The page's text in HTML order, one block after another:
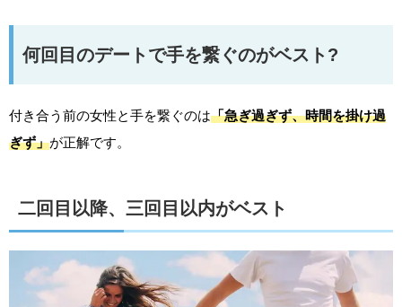
何回目のデートで手を繋ぐのがベスト?
付き合う前の女性と手を繋ぐのは「急ぎ過ぎず、時間を掛け過
ぎず」が正解です。
二回目以降、三回目以内がベスト